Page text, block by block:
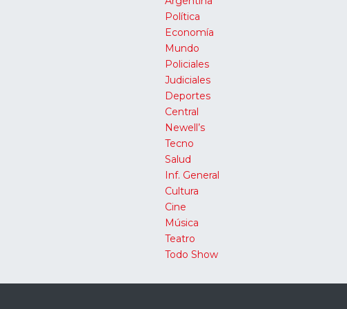
Política
Economía
Mundo
Policiales
Judiciales
Deportes
Central
Newell’s
Tecno
Salud
Inf. General
Cultura
Cine
Música
Teatro
Todo Show